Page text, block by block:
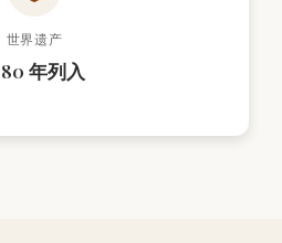
世界遗产
年列入